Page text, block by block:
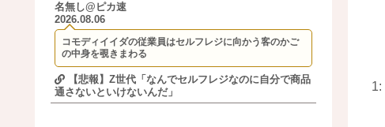
1:
名無し@ピカ速
2026.08.06
コモディイイダの従業員はセルフレジに向かう客のかご
の中身を覗きまわる
【悲報】Z世代「なんでセルフレジなのに自分で商品
通さないといけないんだ」